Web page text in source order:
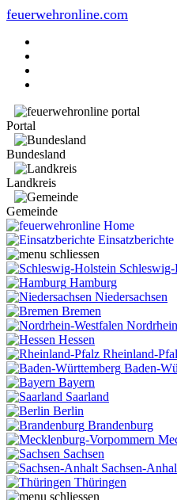
feuerwehronline.com
Portal
Bundesland
Landkreis
Gemeinde
Home
Einsatzberichte
Hamburg
Niedersachsen
Bremen
Hessen
Rheinland-
Baden-
Bayern
Saarland
Berlin
Brandenburg
Sachsen
Sachsen-
Thüringen